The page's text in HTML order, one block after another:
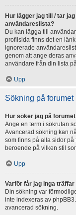
Hur lägger jag till / tar
användareslista?
Du kan lägga till
profilsida finns det en
ignorerade
genom att ange deras
användare från din lista
Upp
Sökning på forumet
Hur söker jag på
Ange en term i sökrutan
Avancerad sökning kan
som finns på alla sidor
beroende på vilken stil
Upp
Varför får jag inga
Din sökning var
inte indexeras av
avancerad sökning.